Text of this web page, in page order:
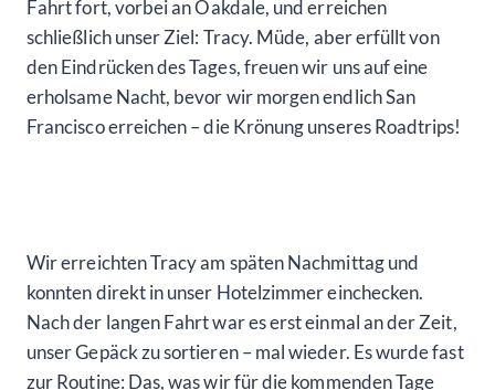
Fahrt fort, vorbei an Oakdale, und erreichen
schließlich unser Ziel: Tracy. Müde, aber erfüllt von
den Eindrücken des Tages, freuen wir uns auf eine
erholsame Nacht, bevor wir morgen endlich San
Francisco erreichen – die Krönung unseres Roadtrips!
Wir erreichten Tracy am späten Nachmittag und
konnten direkt in unser Hotelzimmer einchecken.
Nach der langen Fahrt war es erst einmal an der Zeit,
unser Gepäck zu sortieren – mal wieder. Es wurde fast
zur Routine: Das, was wir für die kommenden Tage